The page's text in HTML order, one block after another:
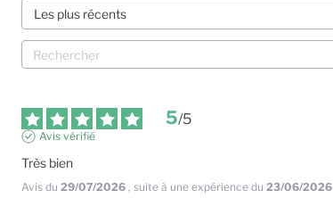
5/5
Avis vérifié
Très bien
Avis du 29/07/2026 , suite à une expérience du 23/06/2026